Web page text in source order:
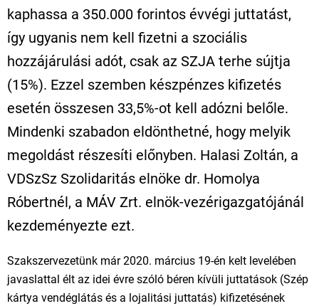
kaphassa a 350.000 forintos évvégi juttatást,
így ugyanis nem kell fizetni a szociális
hozzájárulási adót, csak az SZJA terhe sújtja
(15%). Ezzel szemben készpénzes kifizetés
esetén összesen 33,5%-ot kell adózni belőle.
Mindenki szabadon eldönthetné, hogy melyik
megoldást részesíti előnyben. Halasi Zoltán, a
VDSzSz Szolidaritás elnöke dr. Homolya
Róbertnél, a MÁV Zrt. elnök-vezérigazgatójánál
kezdeményezte ezt.
Szakszervezetünk már 2020. március 19-én kelt levelében
javaslattal élt az idei évre szóló béren kívüli juttatások (Szép
kártya vendéglátás és a lojalitási juttatás) kifizetésének